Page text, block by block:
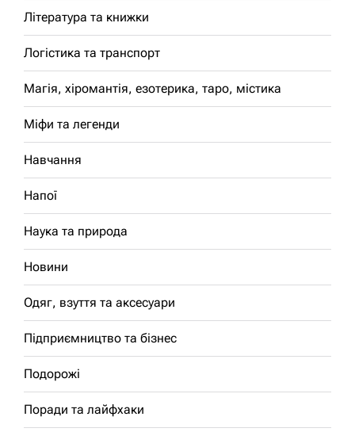
Література та книжки
Логістика та транспорт
Магія, хіромантія, езотерика, таро, містика
Міфи та легенди
Навчання
Напої
Наука та природа
Новини
Одяг, взуття та аксесуари
Підприємництво та бізнес
Подорожі
Поради та лайфхаки